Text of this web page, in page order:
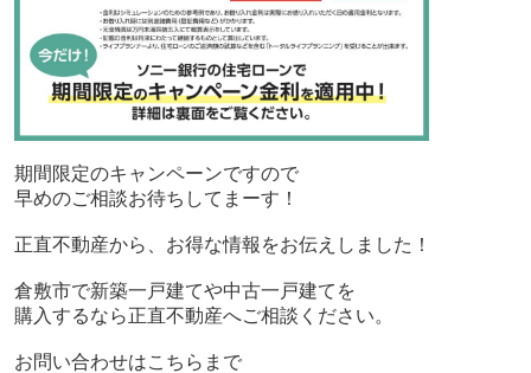
期間限定のキャンペーンですので
早めのご相談お待ちしてまーす！
正直不動産から、お得な情報をお伝えしました！
倉敷市で新築一戸建てや中古一戸建てを
購入するなら正直不動産へご相談ください。
お問い合わせはこちらまで